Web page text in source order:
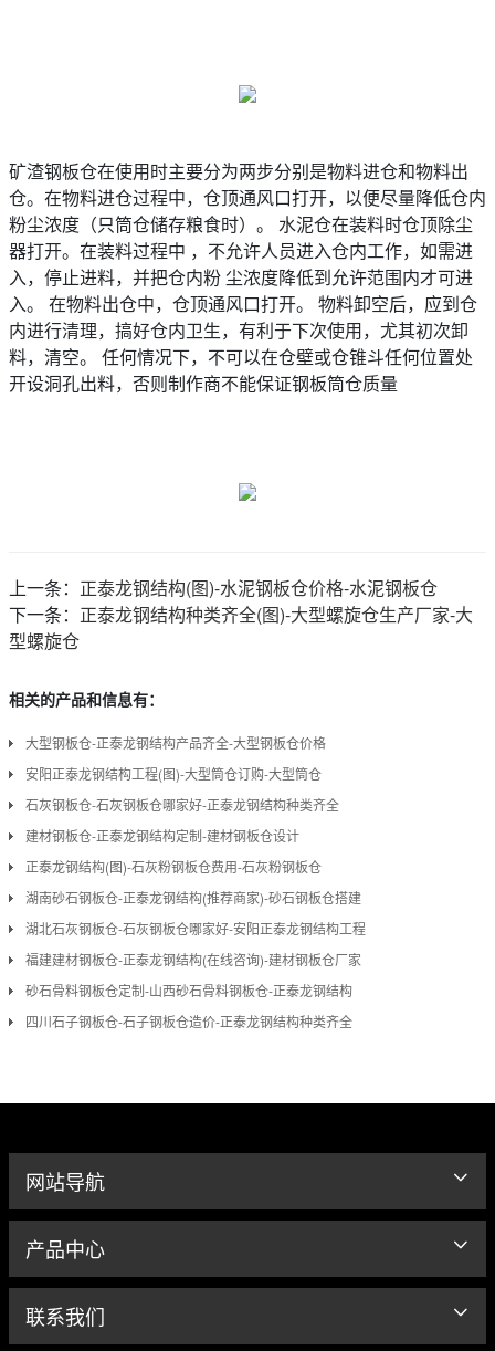
矿渣钢板仓在使用时主要分为两步分别是物料进仓和物料出
仓。在物料进仓过程中，仓顶通风口打开，以便尽量降低仓内
粉尘浓度（只筒仓储存粮食时）。 水泥仓在装料时仓顶除尘
器打开。在装料过程中 ，不允许人员进入仓内工作，如需进
入，停止进料，并把仓内粉 尘浓度降低到允许范围内才可进
入。 在物料出仓中，仓顶通风口打开。 物料卸空后，应到仓
内进行清理，搞好仓内卫生，有利于下次使用，尤其初次卸
料，清空。 任何情况下，不可以在仓壁或仓锥斗任何位置处
开设洞孔出料，否则制作商不能保证钢板筒仓质量
上一条： 正泰龙钢结构(图)-水泥钢板仓价格-水泥钢板仓
下一条： 正泰龙钢结构种类齐全(图)-大型螺旋仓生产厂家-大
型螺旋仓
相关的产品和信息有：
大型钢板仓-正泰龙钢结构产品齐全-大型钢板仓价格
安阳正泰龙钢结构工程(图)-大型筒仓订购-大型筒仓
石灰钢板仓-石灰钢板仓哪家好-正泰龙钢结构种类齐全
建材钢板仓-正泰龙钢结构定制-建材钢板仓设计
正泰龙钢结构(图)-石灰粉钢板仓费用-石灰粉钢板仓
湖南砂石钢板仓-正泰龙钢结构(推荐商家)-砂石钢板仓搭建
湖北石灰钢板仓-石灰钢板仓哪家好-安阳正泰龙钢结构工程
福建建材钢板仓-正泰龙钢结构(在线咨询)-建材钢板仓厂家
砂石骨料钢板仓定制-山西砂石骨料钢板仓-正泰龙钢结构
四川石子钢板仓-石子钢板仓造价-正泰龙钢结构种类齐全
网站导航
产品中心
联系我们